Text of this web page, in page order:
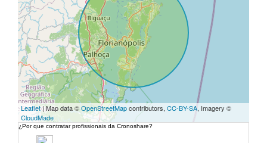
Leaflet| Map data ©OpenStreetMapcontributors, CC-BY-SA, Imagery ©
CloudMade
¿Por que contratar profissionais da Cronoshare?